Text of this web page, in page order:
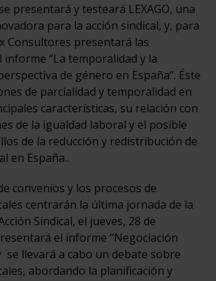
presentará y testeará LEXAGO, una
para la acción sindical, y, para
Consultores presentará las
informe “La temporalidad y la
de género en España”. Éste
de parcialidad y temporalidad en
características, su relación con
de la igualdad laboral y el posible
de la reducción y redistribución de
en España..
convenios y los procesos de
centrarán la última jornada de la
Sindical, el jueves, 28 de
el informe “Negociación
se llevará a cabo un debate sobre
abordando la planificación y